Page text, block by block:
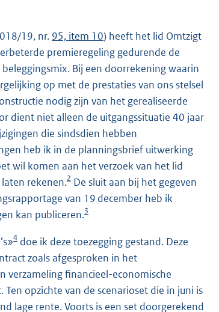
19, nr. 95, item 10) heeft het lid Omtzigt
premieregeling gedurende de
Bij een doorrekening waarin
op met de prestaties van ons stelsel
nodig zijn van het gerealiseerde
dient niet alleen de uitgangssituatie 40 jaar
die sindsdien hebben
heb ik in de planningsbrief uitwerking
wil komen aan het verzoek van het lid
rekenen.2 De sluit aan bij het gegeven
van 19 december heb ik
kan publiceren.3
4 doe ik deze toezegging gestand. Deze
zoals afgesproken in het
verzameling financieel-economische
opzichte van de scenarioset die in juni is
lage rente. Voorts is een set doorgerekend